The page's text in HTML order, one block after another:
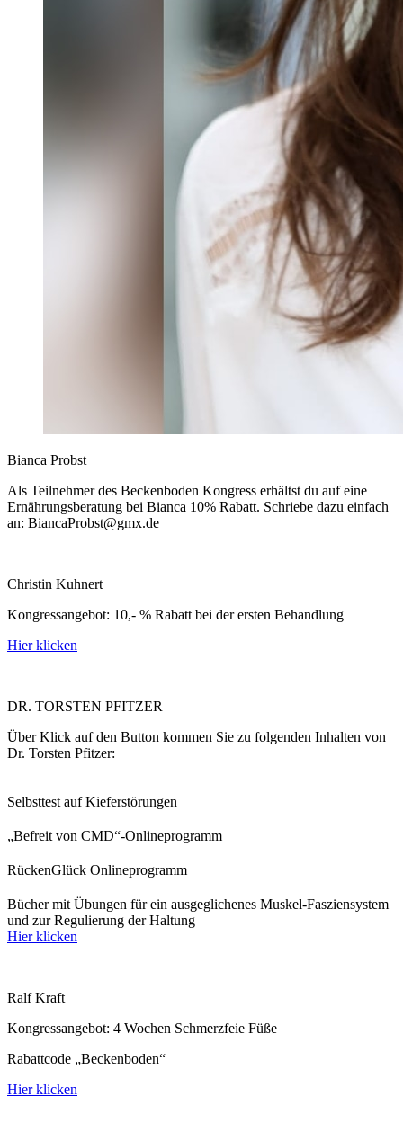
Bianca Probst
Als Teilnehmer des Beckenboden Kongress erhältst du auf eine
Ernährungsberatung bei Bianca 10% Rabatt. Schriebe dazu einfach
an: BiancaProbst@gmx.de
Christin Kuhnert
Kongressangebot: 10,- % Rabatt bei der ersten Behandlung
Hier klicken
DR. TORSTEN PFITZER
Über Klick auf den Button kommen Sie zu folgenden Inhalten von
Dr. Torsten Pfitzer:
Selbsttest auf Kieferstörungen
„Befreit von CMD“-Onlineprogramm
RückenGlück Onlineprogramm
Bücher mit Übungen für ein ausgeglichenes Muskel-Fasziensystem
und zur Regulierung der Haltung
Hier klicken
Ralf Kraft
Kongressangebot: 4 Wochen Schmerzfeie Füße
Rabattcode „Beckenboden“
Hier klicken